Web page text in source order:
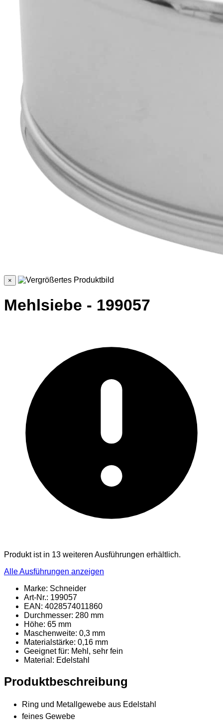
×
Mehlsiebe - 199057
Produkt ist in 13 weiteren Ausführungen erhältlich.
Alle Ausführungen anzeigen
Marke: Schneider
Art-Nr.: 199057
EAN: 4028574011860
Durchmesser: 280 mm
Höhe: 65 mm
Maschenweite: 0,3 mm
Materialstärke: 0,16 mm
Geeignet für: Mehl, sehr fein
Material : Edelstahl
Produktbeschreibung
Ring und Metallgewebe aus Edelstahl
feines Gewebe